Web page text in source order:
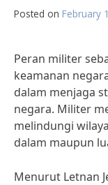
Posted on February
Peran militer
keamanan
dalam menjaga
negara. Militer
melindungi
dalam maupun
Menurut Letnan